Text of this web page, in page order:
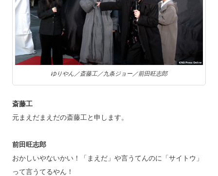
ゆりやん／斎藤工／九条ジョー／前田旺志郎
斎藤工
元まえだまえだの斎藤工と申します。
前田旺志郎
おかしいやないかい！「まえだ」や言うてんのに「サイトウ」
って言うてるやん！